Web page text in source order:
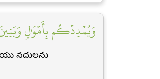
وَيُمۡدِدۡكُم بِأَمۡوَٰلٖ
నదులను